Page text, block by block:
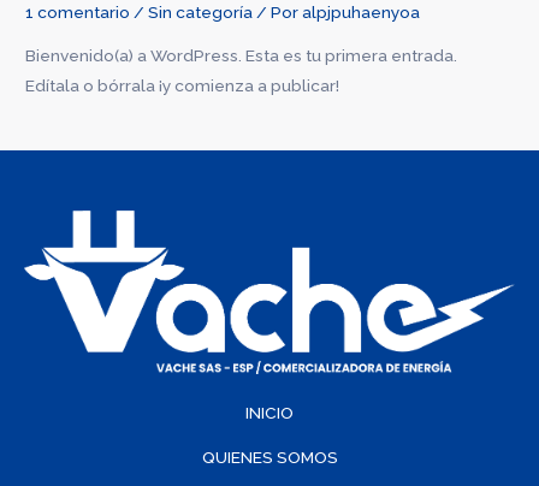
1 comentario /Sin categoría/ Poralpjpuhaenyoa
Bienvenido(a) a WordPress. Esta es tu primera entrada.
Edítala o bórrala ¡y comienza a publicar!
INICIO
QUIENES SOMOS